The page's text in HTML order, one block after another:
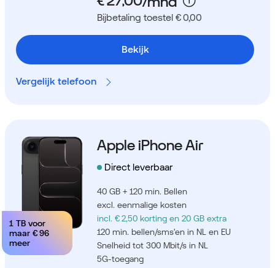
Bijbetaling toestel € 0,00
Bekijk
Vergelijk telefoon
1 TB voor
maar € 96
meer
Apple iPhone Air
Direct leverbaar
40 GB + 120 min. Bellen
excl. eenmalige kosten
incl. € 2,50 korting en 20 GB extra
120 min. bellen/sms'en in NL en EU
Snelheid tot 300 Mbit/s in NL
5G-toegang